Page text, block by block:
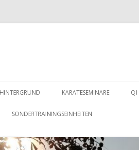
zum
KARATESEMINARE QI
SONDERTRAININGSEINHEITEN